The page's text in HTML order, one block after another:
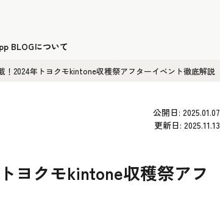
BLOGについて
！2024年トヨクモkintone収穫祭アフターイベント徹底解説
公開日: 2025.01.07
更新日: 2025.11.13
ヨクモkintone収穫祭アフ